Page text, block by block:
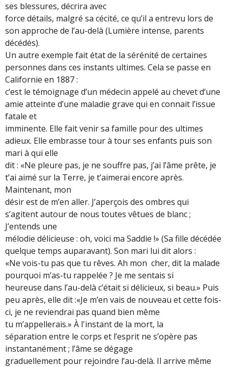
ses blessures, décrira avec
force détails, malgré sa cécité, ce qu’il a entrevu lors de
son approche de l’au-delà (Lumière intense, parents
décédés).
Un autre exemple fait état de la sérénité de certaines
personnes dans ces instants ultimes. Cela se passe en
Californie en 1887 :
c’est le témoignage d’un médecin appelé au chevet d‘une
amie atteinte d’une maladie grave qui en connait l’issue
fatale et
imminente. Elle fait venir sa famille pour des ultimes
adieux. Elle embrasse tour à tour ses enfants puis son
mari à qui elle
dit : «Ne pleure pas, je ne souffre pas, j’ai l’âme prête, je
t’ai aimé sur la Terre, je t’aimerai encore après.
Maintenant, mon
désir est de m’en aller. J’aperçois des ombres qui
s’agitent autour de nous toutes vêtues de blanc ;
J’entends une
mélodie délicieuse : oh, voici ma Saddie !» (Sa fille décédée
quelque temps auparavant). Son mari lui dit alors :
«Ne vois-tu pas que tu rêves. Ah mon cher, dit la malade
pourquoi m’as-tu rappelée ? Je me sentais si
heureuse dans l’au-delà c’était si délicieux, si beau.» Puis
peu après, elle dit :«Je m’en vais de nouveau et cette fois-
ci, je ne reviendrai pas quand bien même
tu m’appellerais.» À l'instant de la mort, la
séparation entre le corps et l’esprit ne s’opère pas
instantanément ; l’âme se dégage
graduellement pour rejoindre l’au-delà. Il arrive même